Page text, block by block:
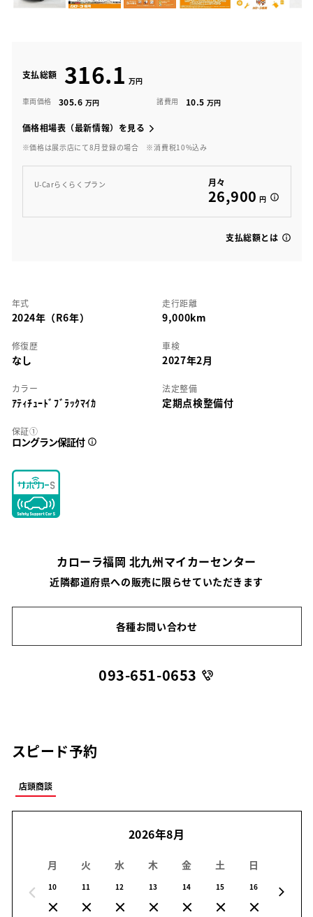
支払総額 316.1
車両価格 305.6 諸費用 10.5
価格相場表（最新情報）を見る
※価格は展示店にて8月登録の場合 ※消費税10%込み
U-Carらくらくプラン 月々
26,900 円
支払総額とは
年式
2024年（R6年）
走行距離
9,000km
修復歴
なし
車検
2027年2月
カラー
ｱﾃｨﾁｭｰﾄﾞﾌﾞﾗｯｸﾏｲｶ
法定整備
定期点検整備付
保証①
ロングラン保証付
カローラ福岡 北九州マイカーセンター
近隣都道府県への販売に限らせていただきます
各種お問い合わせ
093-651-0653
スピード予約
店頭商談
2026年8月
月
10
火
11
水
12
木
13
金
14
土
15
日
16